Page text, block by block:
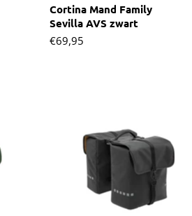
Cortina Mand Family
Sevilla AVS zwart
€69,95